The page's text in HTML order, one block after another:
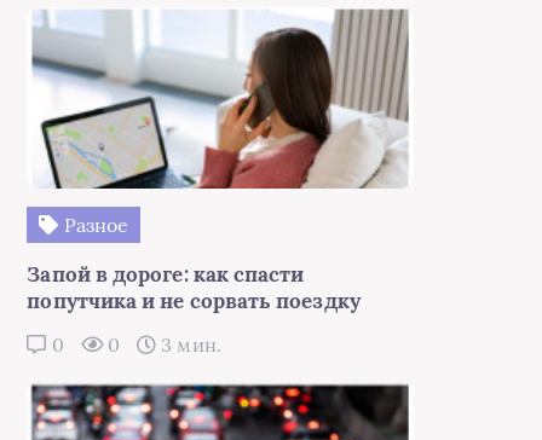
Разное
Запой в дороге: как спасти
попутчика и не сорвать поездку
0 0 3 мин.